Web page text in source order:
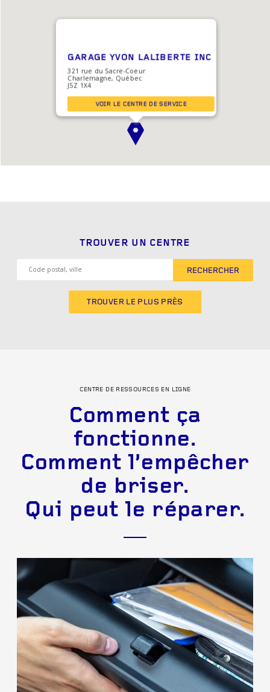
GARAGE YVON LALIBERTE INC
321 rue du Sacre-Coeur
Charlemagne, Québec
J5Z 1X4
VOIR LE CENTRE DE SERVICE
TROUVER UN CENTRE
RECHERCHER
TROUVER LE PLUS PRÈS
CENTRE DE RESSOURCES EN LIGNE
Comment ça
fonctionne.
Comment l’empêcher
de briser.
Qui peut le réparer.